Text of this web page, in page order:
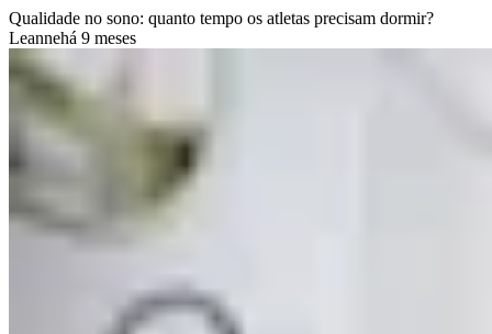
Qualidade no sono: quanto tempo os atletas precisam dormir?
Leannehá 9 meses